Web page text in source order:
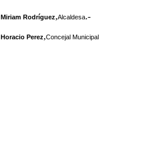
Miriam Rodríguez,Alcaldesa.-
Horacio Perez,Concejal Municipal